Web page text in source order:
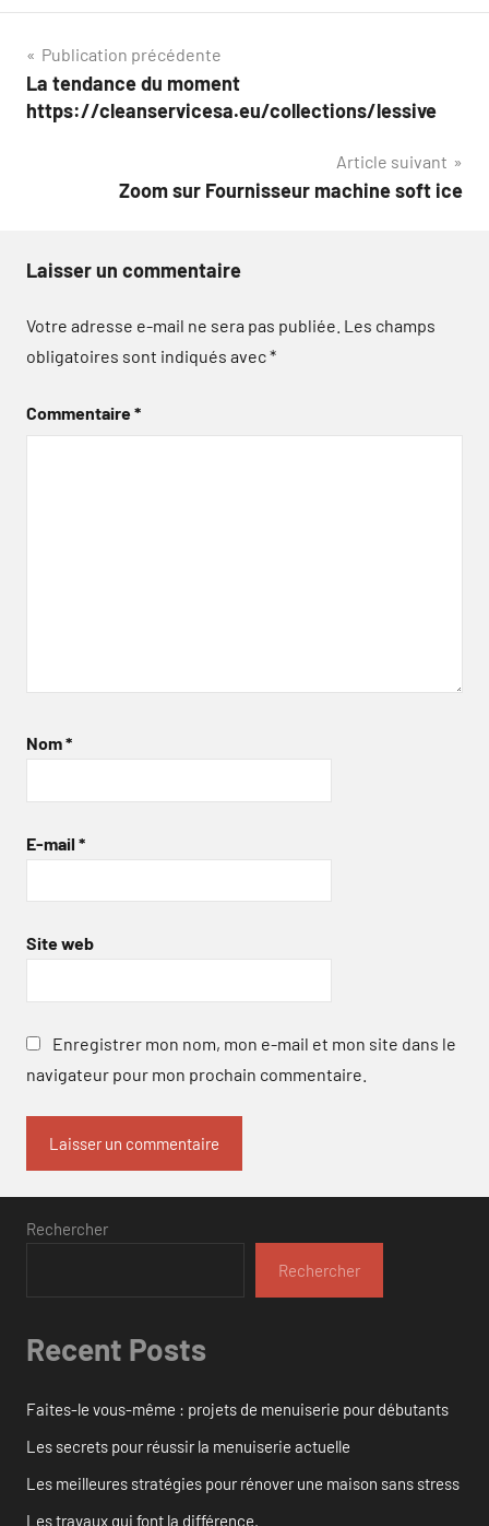
Navigation
de
Publication précédente
La tendance du moment
https://cleanservicesa.eu/collections/lessive
Article suivant
Zoom sur Fournisseur machine soft ice
Laisser un commentaire
Votre adresse e-mail ne sera pas publiée. Les champs
obligatoires sont indiqués avec*
Commentaire*
Nom*
E-mail *
Site web
Enregistrer mon nom, mon e-mail et mon site dans le
navigateur pour mon prochain commentaire.
Rechercher
Rechercher
Recent Posts
Faites-le vous-même : projets de menuiserie pour débutants
Les secrets pour réussir la menuiserie actuelle
Les meilleures stratégies pour rénover une maison sans stress
Les travaux qui font la différence.